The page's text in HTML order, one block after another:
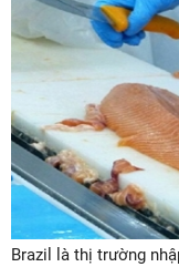
Brazil là thị trường